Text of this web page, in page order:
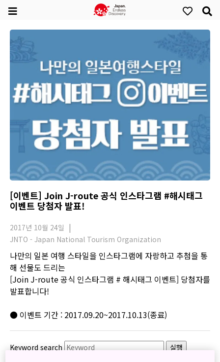
[이벤트] Join J-route 공식 인스타그램 #해시태그
이벤트 당첨자 발표!
2017년 10월 24일
JNTO - Japan National Tourism Organization
나만의 일본 여행 스타일을 인스타그램에 자랑하고 추첨을 통
해 선물도 드리는
[Join J-route 공식 인스타그램 # 해시태그 이벤트] 당첨자를
발표합니다!
● 이벤트 기간 : 2017.09.20~2017.10.13(종료)
Keyword search 실행